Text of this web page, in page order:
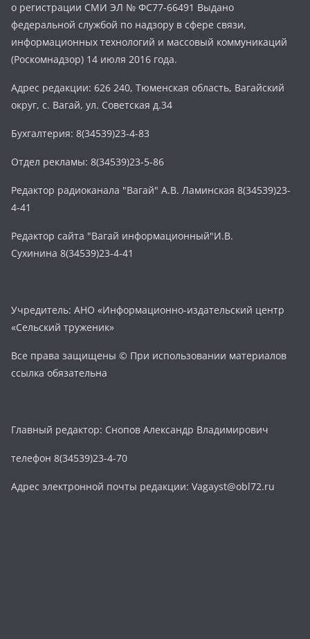
о регистрации СМИ ЭЛ № ФС77-66491 Выдано
федеральной службой по надзору в сфере связи,
информационных технологий и массовый коммуникаций
(Роскомнадзор) 14 июля 2016 года.
Адрес редакции: 626 240, Тюменская область, Вагайский
округ, с. Вагай, ул. Советская д.34
Бухгалтерия: 8(34539)23-4-83
Отдел рекламы: 8(34539)23-5-86
Редактор радиоканала "Вагай" А.В. Ламинская 8(34539)23-
4-41
Редактор сайта "Вагай информационный"И.В.
Сухинина 8(34539)23-4-41
Учредитель: АНО «Информационно-издательский центр
«Сельский труженик»
Все права защищены © При использовании материалов
ссылка обязательна
Главный редактор: Снопов Александр Владимирович
телефон 8(34539)23-4-70
Адрес электронной почты редакции: Vagayst@obl72.ru